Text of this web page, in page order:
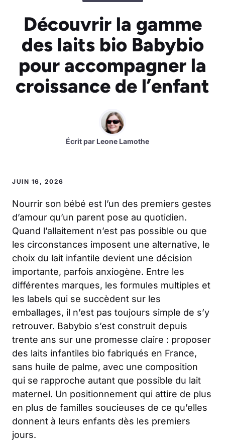
Découvrir la gamme
des laits bio Babybio
pour accompagner la
croissance de l’enfant
Écrit par Leone Lamothe
JUIN 16, 2026
Nourrir son bébé est l’un des premiers gestes
d’amour qu’un parent pose au quotidien.
Quand l’allaitement n’est pas possible ou que
les circonstances imposent une alternative, le
choix du lait infantile devient une décision
importante, parfois anxiogène. Entre les
différentes marques, les formules multiples et
les labels qui se succèdent sur les
emballages, il n’est pas toujours simple de s’y
retrouver. Babybio s’est construit depuis
trente ans sur une promesse claire : proposer
des laits infantiles bio fabriqués en France,
sans huile de palme, avec une composition
qui se rapproche autant que possible du lait
maternel. Un positionnement qui attire de plus
en plus de familles soucieuses de ce qu’elles
donnent à leurs enfants dès les premiers
jours.